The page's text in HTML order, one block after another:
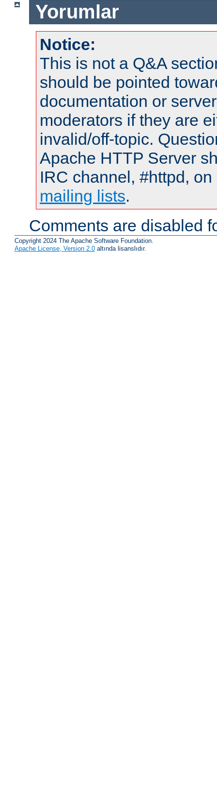
Yorumlar
Notice:
This is not a Q&A
should be pointed
documentation or
moderators if they are
invalid/off-topic.
Apache HTTP Server
IRC channel, #httpd,
mailing lists.
Comments are disabled
Copyright 2024 The Apache Software Foundation.
Apache License, Version 2.0 altında lisanslıdır.